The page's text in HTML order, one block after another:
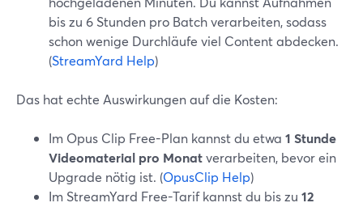
bis zu 6 Stunden pro Batch verarbeiten, sodass
schon wenige Durchläufe viel Content abdecken.
(StreamYard Help)
Das hat echte Auswirkungen auf die Kosten:
Im Opus Clip Free-Plan kannst du etwa 1 Stunde
Videomaterial pro Monatverarbeiten, bevor ein
Upgrade nötig ist. (OpusClip Help)
Im StreamYard Free-Tarif kannst du bis zu 12